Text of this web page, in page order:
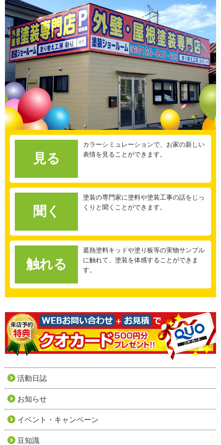
見る
カラーシミュレーションで、お家の新しい
表情を見ることができます。
聞く
塗装の専門家に塗料や塗装工事の話をじっ
くりと聞くことができます。
触れる
遮熱塗料キッドや塗り板等の実物サンプル
に触れて、塗装を体感することができま
す。
活動日誌
お知らせ
イベント・キャンペーン
豆知識